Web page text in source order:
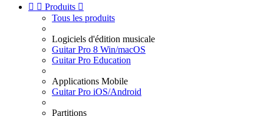
  Produits 
Tous les produits
Logiciels d'édition musicale
Guitar Pro 8 Win/macOS
Guitar Pro Education
Applications Mobile
Guitar Pro iOS/Android
Partitions